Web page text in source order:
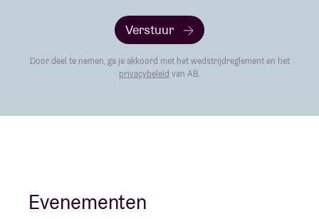
Verstuur
Door deel te nemen, ga je akkoord met het wedstrijdreglement en het
privacybeleid van AB.
Evenementen